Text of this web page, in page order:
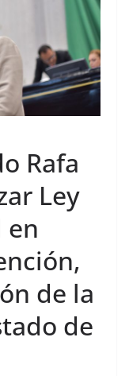
Rafa
Ley
en
de la
de